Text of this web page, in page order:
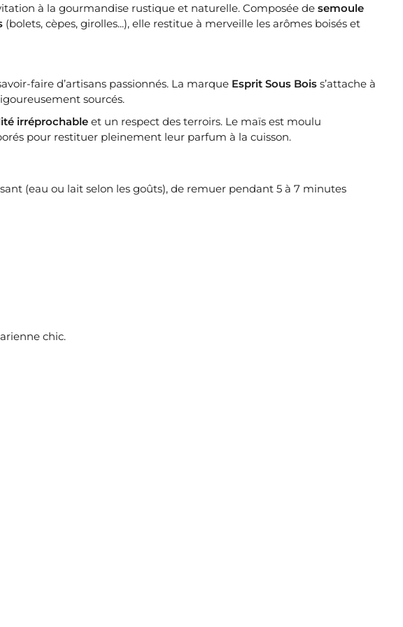
à la gourmandise rustique et naturelle. Composée de semoule
(bolets, cèpes, girolles...), elle restitue à merveille les arômes boisés et
faire d’artisans passionnés. La marque Esprit Sous Bois s’attache à
sourcés.
irréprochable et un respect des terroirs. Le maïs est moulu
pour restituer pleinement leur parfum à la cuisson.
(eau ou lait selon les goûts), de remuer pendant 5 à 7 minutes
chic.